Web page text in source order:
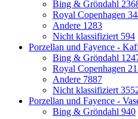
Bing & Gröndahl
Royal Copenhagen
Andere 1283
Nicht klassifiziert 594
Porzellan und Fayence -
Bing & Gröndahl
Royal Copenhagen
Andere 7887
Nicht klassifiziert
Porzellan und Fayence -
Bing & Gröndahl 940